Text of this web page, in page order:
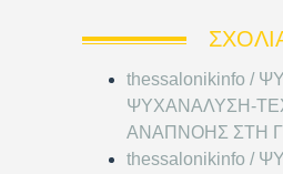
thessalonikinfo /
ΨΥΧΑΝΑΛΥΣΗ-
ΑΝΑΠΝΟΗΣ ΣΤΗ
thessalonikinfo /